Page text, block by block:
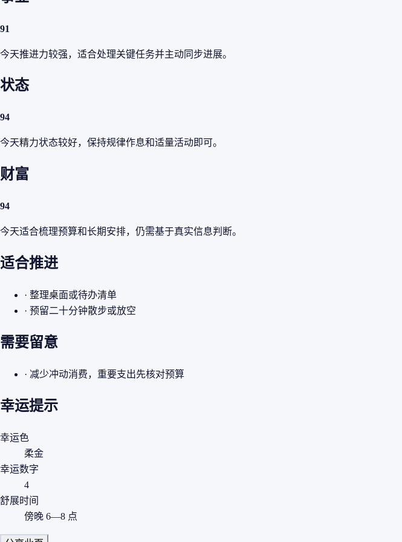
91
今天推进力较强，适合处理关键任务并主动同步进展。
状态
94
今天精力状态较好，保持规律作息和适量活动即可。
财富
94
今天适合梳理预算和长期安排，仍需基于真实信息判断。
适合推进
· 整理桌面或待办清单
· 预留二十分钟散步或放空
需要留意
· 减少冲动消费，重要支出先核对预算
幸运提示
幸运色
柔金
幸运数字
4
舒展时间
傍晚 6—8 点